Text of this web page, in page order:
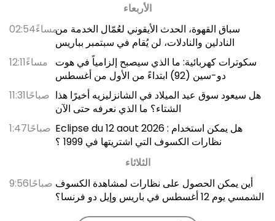
الأربعاء
02:54مساءًسباق القهوة، الحدث الأيقوني لعُمّال الخدمة من
النادلين والنادلات، لن يُقام في سبتمبر بباريس
12:11مساءً
سكوترات كهربائية: ما الذي سيصبح إلزامياً في هوت
دو-سين (92) ابتداءً من الأول من أغسطس
11:31صباحًا هل سيعود سوق عيد الميلاد في الشانزليزيه أخيرًا هذا
الشتاء؟ ما الذي نعرفه حتى الآن
1:47صباحًا Eclipse du 12 aout 2026 : هل يمكن استخدام
نظارات الكسوف التي اشتريتها في 1999 ؟
الثلاثاء
9:56صباحًا أين يمكن الحصول على نظارات لمشاهدة الكسوف
الشمسي يوم 12 أغسطس في باريس وإيل دو فرنسا؟